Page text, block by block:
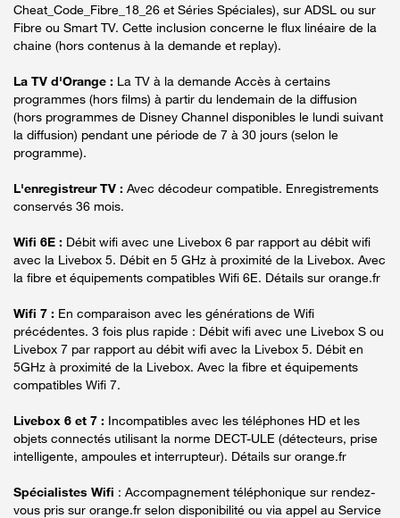
Cheat_Code_Fibre_18_26 et Séries Spéciales), sur ADSL ou sur
Fibre ou Smart TV. Cette inclusion concerne le flux linéaire de la
chaine (hors contenus à la demande et replay).
La TV d'Orange : La TV à la demande Accès à certains
programmes (hors films) à partir du lendemain de la diffusion
(hors programmes de Disney Channel disponibles le lundi suivant
la diffusion) pendant une période de 7 à 30 jours (selon le
programme).
L'enregistreur TV : Avec décodeur compatible. Enregistrements
conservés 36 mois.
Wifi 6E : Débit wifi avec une Livebox 6 par rapport au débit wifi
avec la Livebox 5. Débit en 5 GHz à proximité de la Livebox. Avec
la fibre et équipements compatibles Wifi 6E. Détails sur orange.fr
Wifi 7 : En comparaison avec les générations de Wifi
précédentes. 3 fois plus rapide : Débit wifi avec une Livebox S ou
Livebox 7 par rapport au débit wifi avec la Livebox 5. Débit en
5GHz à proximité de la Livebox. Avec la fibre et équipements
compatibles Wifi 7.
Livebox 6 et 7 : Incompatibles avec les téléphones HD et les
objets connectés utilisant la norme DECT-ULE (détecteurs, prise
intelligente, ampoules et interrupteur). Détails sur orange.fr
Spécialistes Wifi : Accompagnement téléphonique sur rendez-
vous pris sur orange.fr selon disponibilité ou via appel au Service